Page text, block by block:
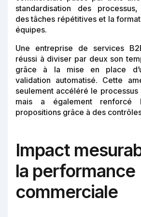
standardisation des processus,
des tâches répétitives et la
équipes.
Une entreprise de services
réussi à diviser par deux son
grâce à la mise en place
validation automatisé. Cette
seulement accéléré le processus
mais a également renforcé
propositions grâce à des
Impact
la performance
commerciale